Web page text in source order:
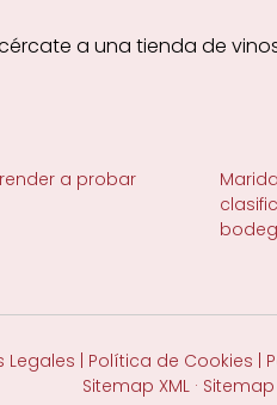
a una tienda de
a probar
Legales | Política de Cookies |
Sitemap XML· Sitemap